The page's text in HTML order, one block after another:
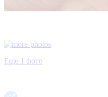
Еще 1 фото